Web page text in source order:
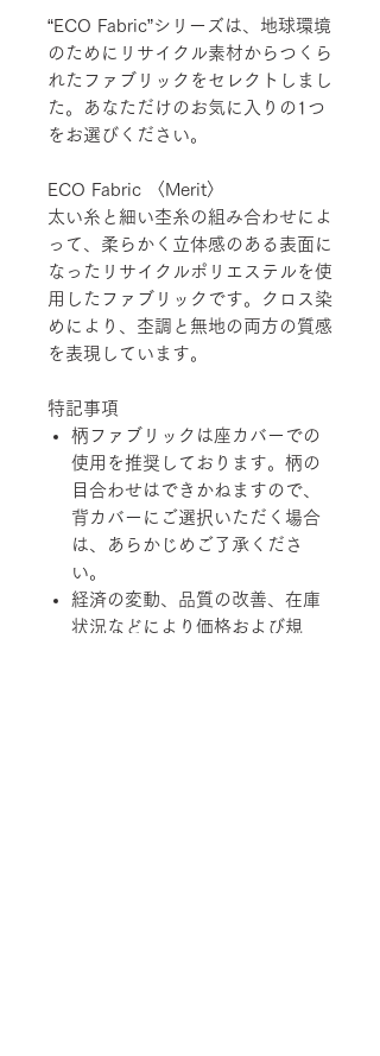
“ECO Fabric”シリーズは、地球環境
のためにリサイクル素材からつくら
れたファブリックをセレクトしまし
た。あなただけのお気に入りの1つ
をお選びください。
ECO Fabric 〈Merit〉
太い糸と細い杢糸の組み合わせによ
って、柔らかく立体感のある表面に
なったリサイクルポリエステルを使
用したファブリックです。クロス染
めにより、杢調と無地の両方の質感
を表現しています。
特記事項
柄ファブリックは座カバーでの
使用を推奨しております。柄の
目合わせはできかねますので、
背カバーにご選択いただく場合
は、あらかじめご了承くださ
い。
経済の変動、品質の改善、在庫
状況などにより価格および規